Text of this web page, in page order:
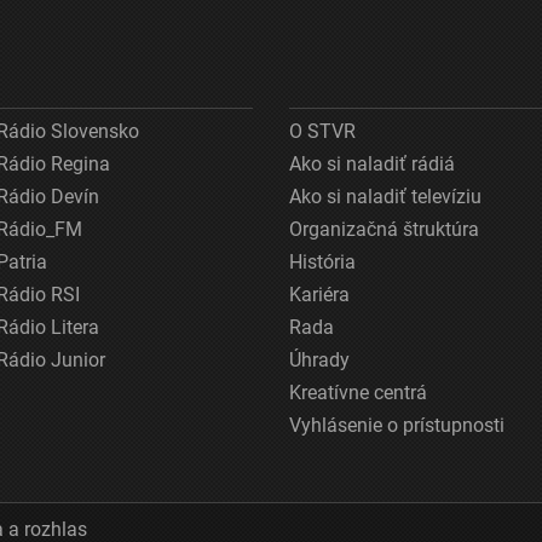
Slovensko
Regina
Devín
RSI
Litera
Junior
O STVR
Ako si naladiť rádiá
Ako si naladiť televíziu
Organizačná štruktúra
História
Kariéra
Rada
Úhrady
Kreatívne centrá
Vyhlásenie o prístupnosti
a rozhlas